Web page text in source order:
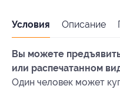
Условия Описание
Вы можете
или распечатанном
Один человек может